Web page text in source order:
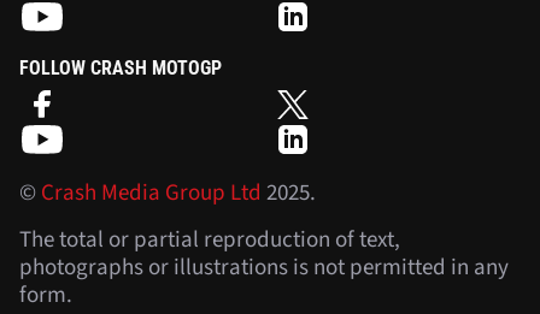
FOLLOW CRASH MOTOGP
©Crash Media Group Ltd 2025.
The total or partial reproduction of text,
photographs or illustrations is not permitted in any
form.